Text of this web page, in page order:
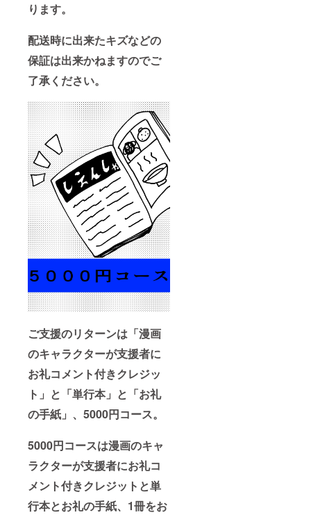
ります。
配送時に出来たキズなどの
保証は出来かねますのでご
了承ください。
ご支援のリターンは「漫画
のキャラクターが支援者に
お礼コメント付きクレジッ
ト」と「単行本」と「お礼
の手紙」、5000円コース。
5000円コースは漫画のキャ
ラクターが支援者にお礼コ
メント付きクレジットと単
行本とお礼の手紙、1冊をお